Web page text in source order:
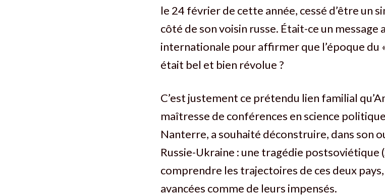
le 24 février de cette année, cessé d’être un
côté de son voisin russe. Était-ce un message
internationale pour affirmer que l’époque du
était bel et bien révolue ?
C’est justement ce prétendu lien familial
maîtresse de conférences en science
Nanterre, a souhaité déconstruire, dans son
Russie-Ukraine : une tragédie postsoviétique
comprendre les trajectoires de ces deux
avancées comme de leurs impensés.